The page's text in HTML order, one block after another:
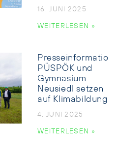
16. JUNI 2025
WEITERLESEN »
Presseinformation:
PÜSPÖK und
Gymnasium
Neusiedl setzen
auf Klimabildung
4. JUNI 2025
WEITERLESEN »